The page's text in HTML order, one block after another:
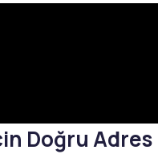
Doğru Adres